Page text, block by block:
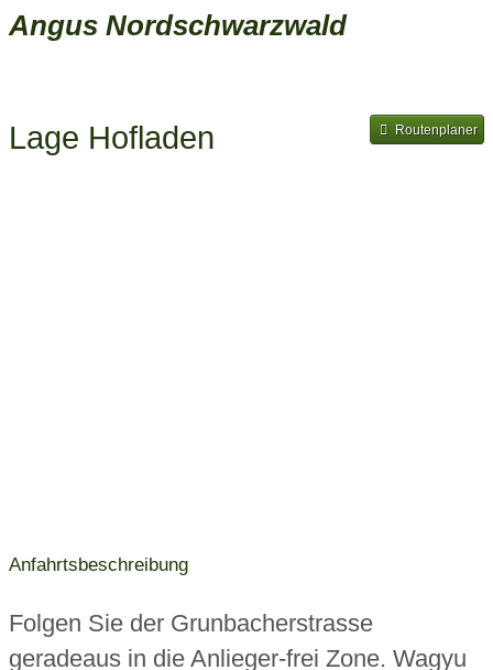
Angus Nordschwarzwald
Lage Hofladen Routenplaner
Anfahrtsbeschreibung
Folgen Sie der Grunbacherstrasse
geradeaus in die Anlieger-frei Zone. Wagyu